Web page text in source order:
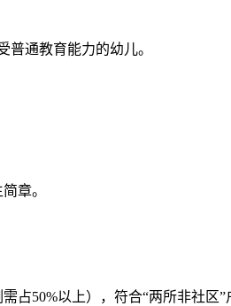
通教育能力的幼儿。
章。
50%以上），符合“两所非社区”